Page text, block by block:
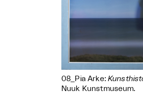
08_Pia Arke:
Nuuk Kunstmuseum.